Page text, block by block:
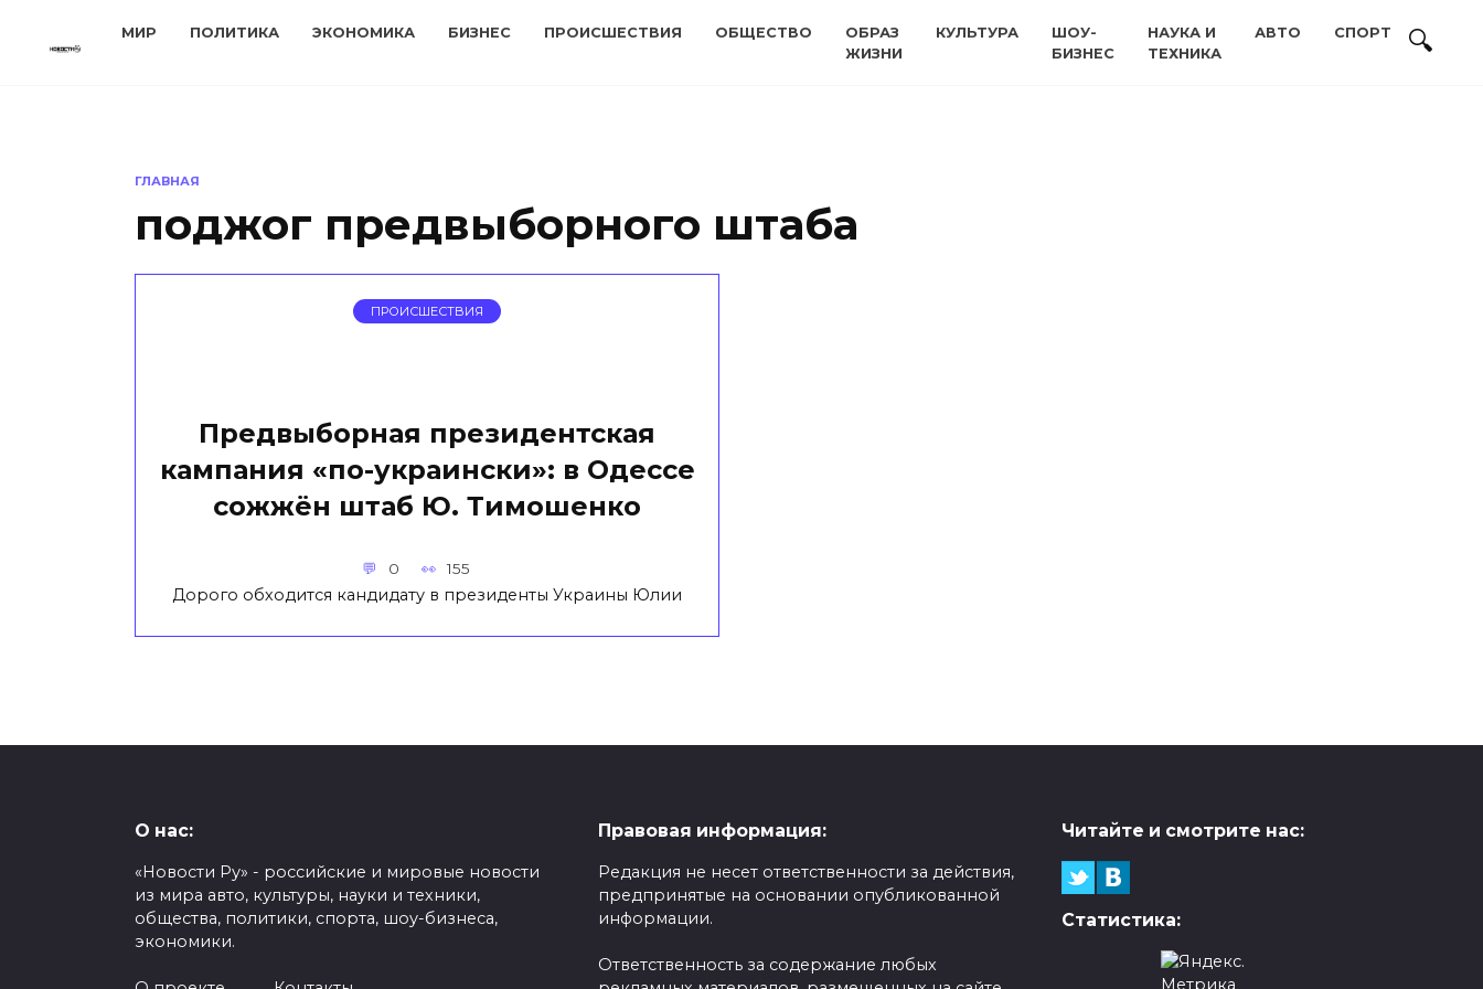
МИР ПОЛИТИКА ЭКОНОМИКА БИЗНЕС ПРОИСШЕСТВИЯ ОБЩЕСТВО
ОБРАЗ
ЖИЗНИ
КУЛЬТУРА
ШОУ-
БИЗНЕС
НАУКА И
ТЕХНИКА
АВТО СПОРТ
ГЛАВНАЯ
поджог предвыборного штаба
ПРОИСШЕСТВИЯ
Предвыборная президентская
кампания «по-украински»: в Одессе
сожжён штаб Ю. Тимошенко
0 155
Дорого обходится кандидату в президенты Украины Юлии
О нас:
«Новости Ру» - российские и мировые новости
из мира авто, культуры, науки и техники,
общества, политики, спорта, шоу-бизнеса,
экономики.
Правовая информация:
Редакция не несет ответственности за действия,
предпринятые на основании опубликованной
информации.
Ответственность за содержание любых
Читайте и смотрите нас:
Статистика: